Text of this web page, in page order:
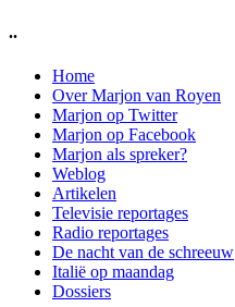
..
Home
Over Marjon van Royen
Marjon op Twitter
Marjon op Facebook
Marjon als spreker?
Weblog
Artikelen
Televisie reportages
Radio reportages
De nacht van de schreeuw
Italië op maandag
Dossiers